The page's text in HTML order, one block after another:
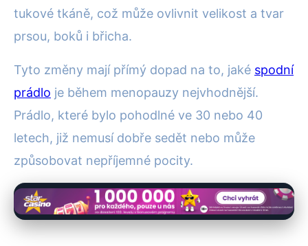
tukové tkáně, což může ovlivnit velikost a tvar
prsou, boků i břicha.
Tyto změny mají přímý dopad na to, jaké spodní
prádlo je během menopauzy nejvhodnější.
Prádlo, které bylo pohodlné ve 30 nebo 40
letech, již nemusí dobře sedět nebo může
způsobovat nepříjemné pocity.